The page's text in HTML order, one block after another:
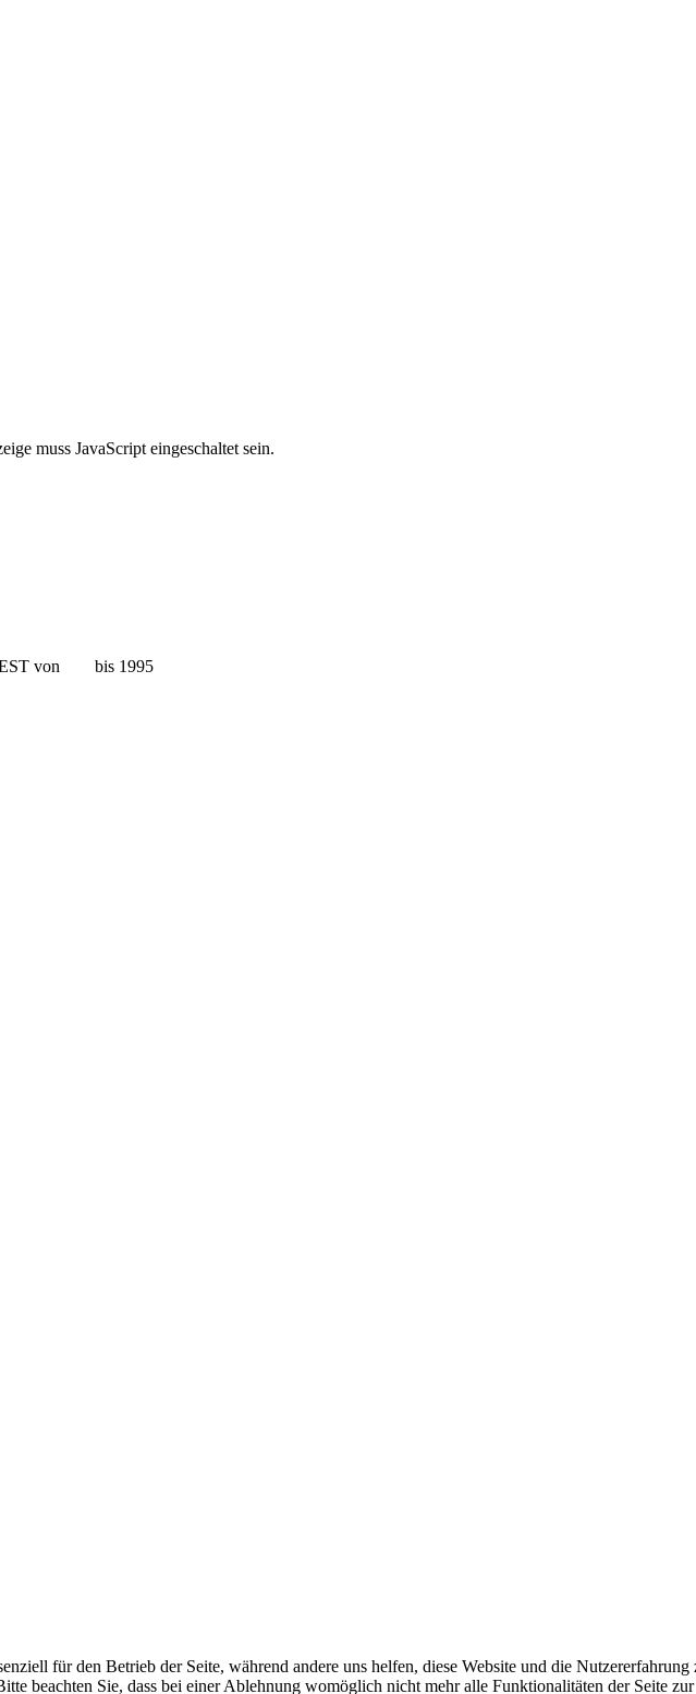
muss JavaScript eingeschaltet sein.
von bis 1995
für den Betrieb der Seite, während andere uns helfen, diese Website und die
beachten Sie, dass bei einer Ablehnung womöglich nicht mehr alle Funktionalitäten der Seite